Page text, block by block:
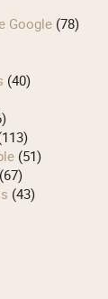
Google (78)
(40)
(51)
(67)
(43)